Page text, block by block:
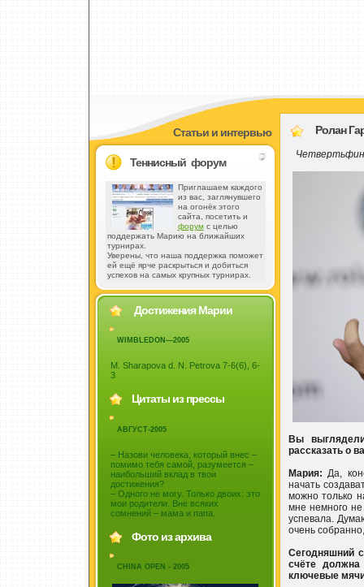
Статьи и интервью
Теннисный форум
Приглашаем каждого
из вас, заглянувшего
на огонёк этого
сайта, посетить и
форумс целью
поддержать Марию на ближайших
турнирах.
Уверены, что наша поддержка поможет
ей ещё ярче раскрыться и добиться
успехов на самых крупных турнирах.
Достижения Марии
WIMBLEDON—2005
M. Sharapova d. N. Petrova 7-6(6), 6-
3
Цитаты из прессы
АВГУСТ-2005
– Назови человека, который внес –
помимо тебя самой, разумеется –
наибольший вклад в твои
достижения?
– Одного не могу. Только двоих: это
мои родители. Вне всяких
сомнений – мама и папа.
Фото из архива
CHINA OPEN - 2005
Ролан
Вы
рассказать о
Мария: Да,
начать
можно только
мне немного
успевала.
очень
Сегодняшний
счёте
ключевые